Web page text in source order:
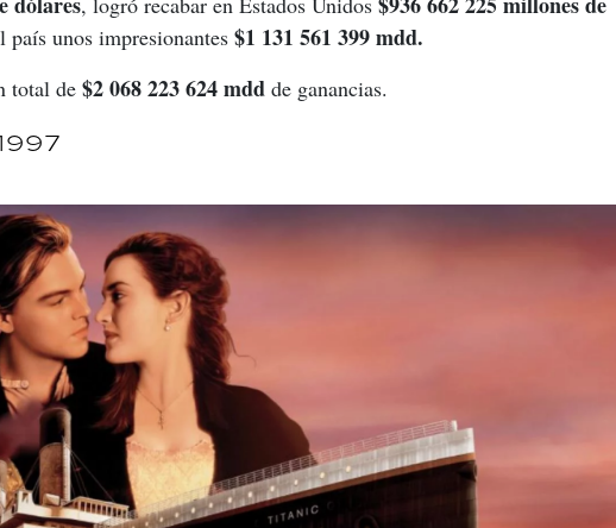
país unos impresionantes $1 131 561 399 mdd.
total de $2 068 223 624 mdd de ganancias.